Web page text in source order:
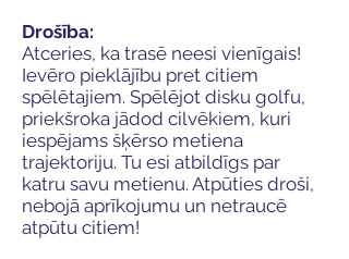
Drošība:
Atceries, ka trasē neesi vienīgais!
Ievēro pieklājību pret citiem
spēlētajiem. Spēlējot disku golfu,
priekšroka jādod cilvēkiem, kuri
iespējams šķērso metiena
trajektoriju. Tu esi atbildīgs par
katru savu metienu. Atpūties droši,
nebojā aprīkojumu un netraucē
atpūtu citiem!